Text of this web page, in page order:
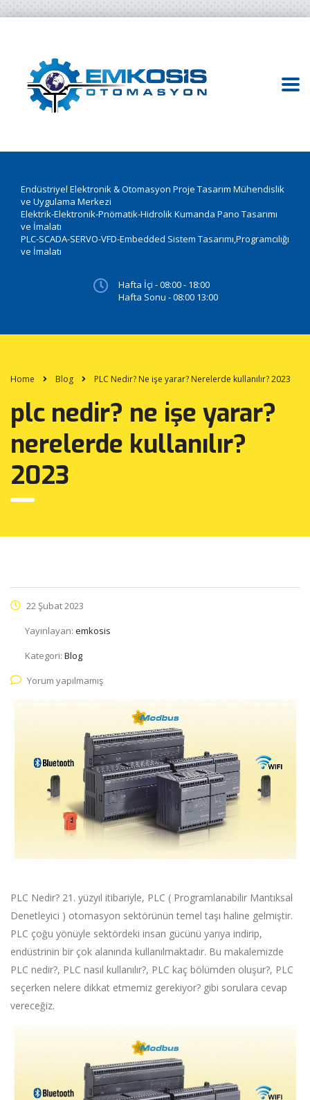
Endüstriyel Elektronik & Otomasyon Proje Tasarım Mühendislik
ve Uygulama Merkezi
Elektrik-Elektronik-Pnömatik-Hidrolik Kumanda Pano Tasarımı
ve İmalatı
PLC-SCADA-SERVO-VFD-Embedded Sistem Tasarımı,Programcılığı
ve İmalatı
Hafta İçi - 08:00 - 18:00
Hafta Sonu - 08:00 13:00
Home Blog PLC Nedir? Ne işe yarar? Nerelerde kullanılır? 2023
plc nedir? ne işe yarar?
nerelerde kullanılır?
2023
22 Şubat 2023
Yayınlayan: emkosis
Kategori: Blog
Yorum yapılmamış
PLC Nedir? 21. yüzyıl itibariyle, PLC ( Programlanabilir Mantıksal
Denetleyici ) otomasyon sektörünün temel taşı haline gelmiştir.
PLC çoğu yönüyle sektördeki insan gücünü yarıya indirip,
endüstrinin bir çok alanında kullanılmaktadır. Bu makalemizde
PLC nedir?, PLC nasıl kullanılır?, PLC kaç bölümden oluşur?, PLC
seçerken nelere dikkat etmemiz gerekiyor? gibi sorulara cevap
vereceğiz.